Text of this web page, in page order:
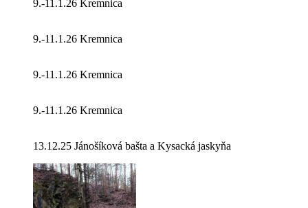
9.-11.1.26 Kremnica
9.-11.1.26 Kremnica
9.-11.1.26 Kremnica
9.-11.1.26 Kremnica
13.12.25 Jánošíková bašta a Kysacká jaskyňa